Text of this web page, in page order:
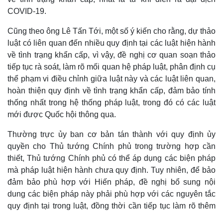
COVID-19.
Cũng theo ông Lê Tấn Tới, một số ý kiến cho rằng, dự thảo
luật có liên quan đến nhiều quy định tại các luật hiện hành
về tình trạng khẩn cấp, vì vậy, đề nghị cơ quan soạn thảo
tiếp tục rà soát, làm rõ mối quan hệ pháp luật, phân định cụ
thể phạm vi điều chỉnh giữa luật này và các luật liên quan,
hoàn thiện quy định về tình trạng khẩn cấp, đảm bảo tính
thống nhất trong hệ thống pháp luật, trong đó có các luật
mới được Quốc hội thông qua.
Thường trực ủy ban cơ bản tán thành với quy định ủy
quyền cho Thủ tướng Chính phủ trong trường hợp cần
thiết, Thủ tướng Chính phủ có thể áp dụng các biện pháp
mà pháp luật hiện hành chưa quy định. Tuy nhiên, để bảo
đảm bảo phù hợp với Hiến pháp, đề nghị bổ sung nội
dung các biện pháp này phải phù hợp với các nguyên tắc
quy định tại trong luật, đồng thời cần tiếp tục làm rõ thêm